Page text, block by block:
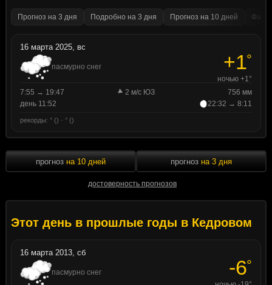
Прогноз на 3 дня Подробно на 3 дня Прогноз на 10 дней
16 марта 2025, вс
пасмурно снег +1°
ночью +1°
7:55 → 19:47
2 м/с ЮЗ
756 мм
день 11:52
22:32 → 8:11
рекорды: ° () · ° ()
прогноз на 10 дней
достоверность прогнозов
прогноз на 3 дня
Этот день в прошлые годы в Кедровом
16 марта 2013, сб
пасмурно снег -6°